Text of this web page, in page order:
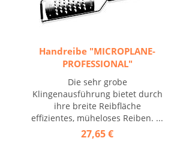
Handreibe "MICROPLANE-
PROFESSIONAL"
Die sehr grobe
Klingenausführung bietet durch
ihre breite Reibfläche
effizientes, müheloses Reiben. ...
27,65 €